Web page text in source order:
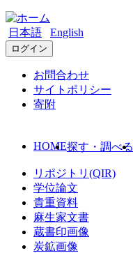
日本語 English
ログイン
お問合わせ
サイトポリシー
寄附
HOME探す・調べる
リポジトリ(QIR)
学位論文
貴重資料
麻生家文書
蔵書印画像
炭鉱画像